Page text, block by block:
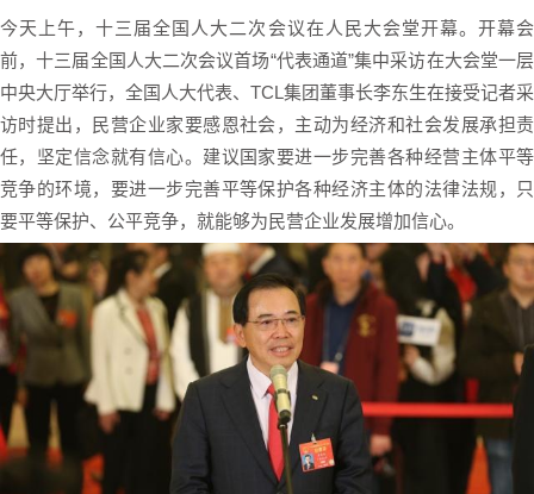
今天上午，十三届全国人大二次会议在人民大会堂开幕。开幕会
前，十三届全国人大二次会议首场“代表通道”集中采访在大会堂一层
中央大厅举行，全国人大代表、TCL集团董事长李东生在接受记者采
访时提出，民营企业家要感恩社会，主动为经济和社会发展承担责
任，坚定信念就有信心。建议国家要进一步完善各种经营主体平等
竞争的环境，要进一步完善平等保护各种经济主体的法律法规，只
要平等保护、公平竞争，就能够为民营企业发展增加信心。